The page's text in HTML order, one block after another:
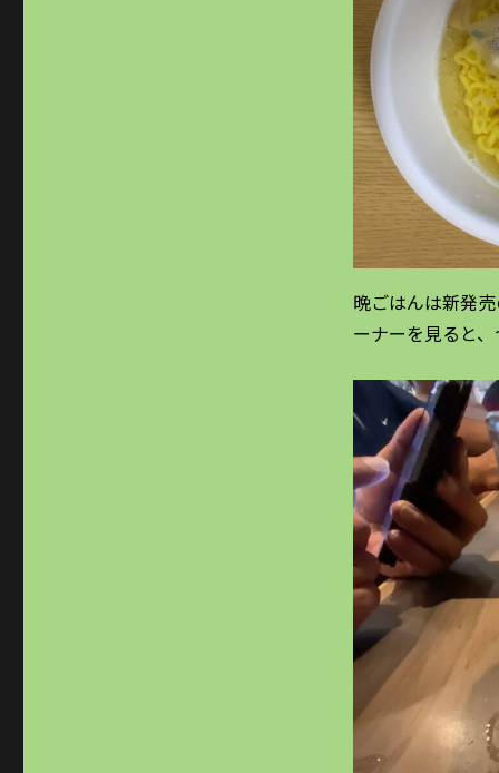
晩ごはんは新発
ーナーを見ると